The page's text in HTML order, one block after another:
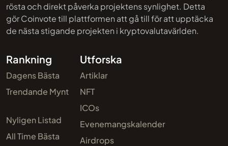
rösta och direkt påverka projektens synlighet. Detta
gör Coinvote till plattformen att gå till för att upptäcka
de nästa stigande projekten i kryptovalutavärlden.
Rankning
Dagens Bästa
Trendande Mynt
Nyligen Listad
All Time Bästa
Utforska
Artiklar
NFT
ICOs
Evenemangskalender
Airdrops